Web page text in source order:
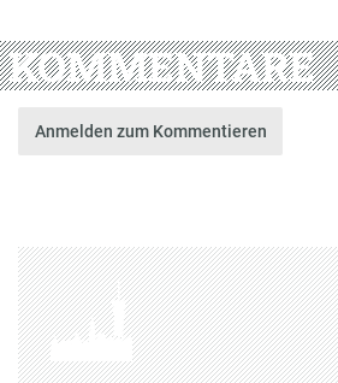
KOMMENTARE
Anmelden zum Kommentieren